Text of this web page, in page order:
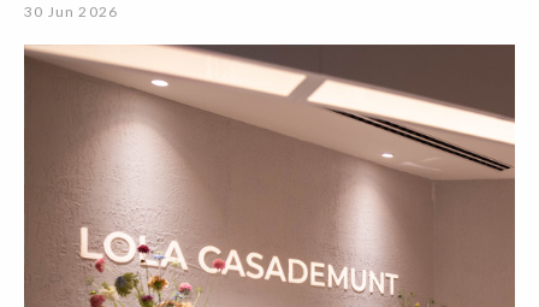
30 Jun 2026